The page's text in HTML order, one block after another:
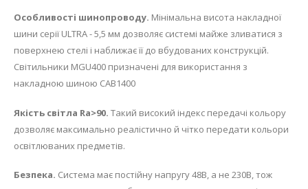
Особливості шинопроводу. Мінімальна висота накладної
шини серії ULTRA - 5,5 мм дозволяє системі майже зливатися з
поверхнею стелі і наближає її до вбудованих конструкцій.
Світильники MGU400 призначені для використання з
накладною шиною CAB1400
Якість світла Ra>90. Такий високий індекс передачі кольору
дозволяє максимально реалістично й чітко передати кольори
освітлюваних предметів.
Безпека. Система має постійну напругу 48В, а не 230В, тож